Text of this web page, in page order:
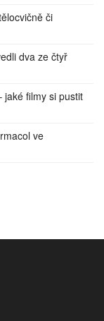
či
dva ze čtyř
jaké filmy si pustit
ve